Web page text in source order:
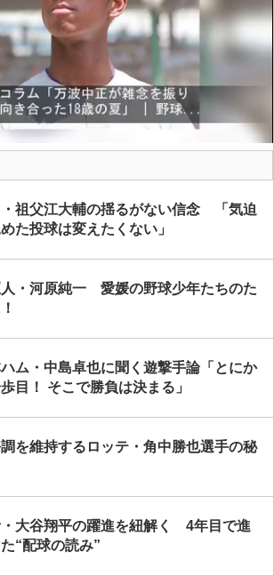
祖父江大輔の揺るがない信念 「気迫
た投球は変えたくない」
・河原純一 愛媛の野球少年たちのた
ハム・中島卓也に聞く遊撃手論「とにか
歩目！ そこで勝負は決まる」
調を維持するロッテ・角中勝也選手の秘
大谷翔平の躍進を紐解く 4年目で進
“配球の読み”